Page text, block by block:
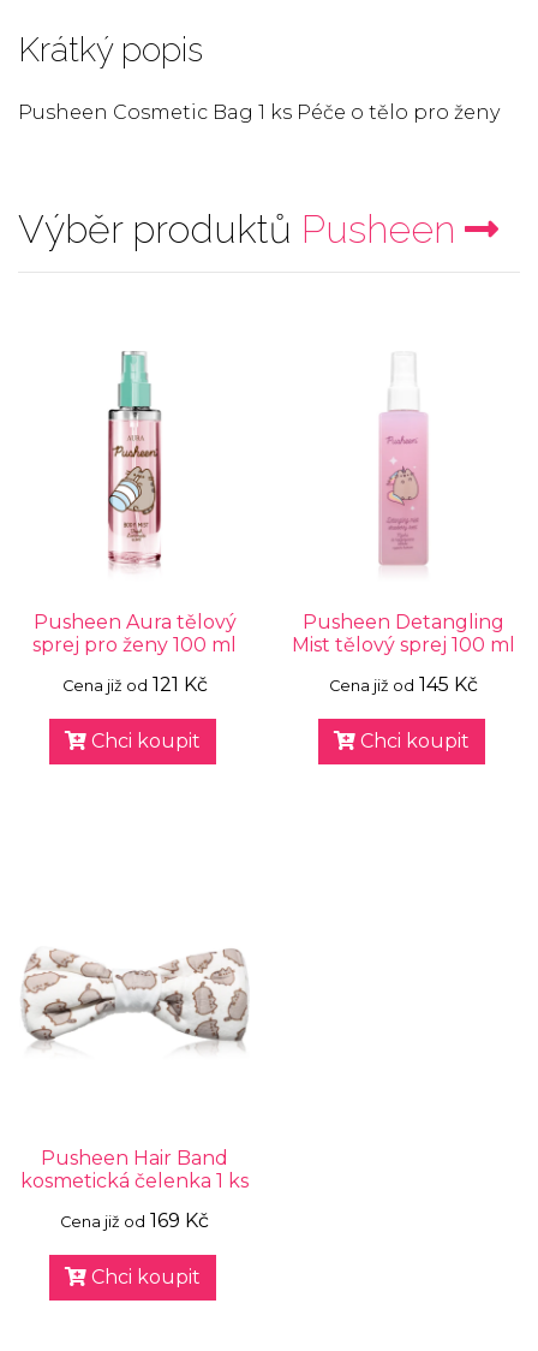
Krátký popis
Pusheen Cosmetic Bag 1 ks Péče o tělo pro ženy
Výběr produktů Pusheen
Pusheen Aura tělový
sprej pro ženy 100 ml
Cena již od 121 Kč
Chci koupit
Pusheen Detangling
Mist tělový sprej 100 ml
Cena již od 145 Kč
Chci koupit
Pusheen Hair Band
kosmetická čelenka 1 ks
Cena již od 169 Kč
Chci koupit